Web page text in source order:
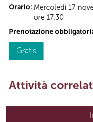
Orario: Mercoledì 17
ore 17.30
Prenotazione
Gratis
Attività